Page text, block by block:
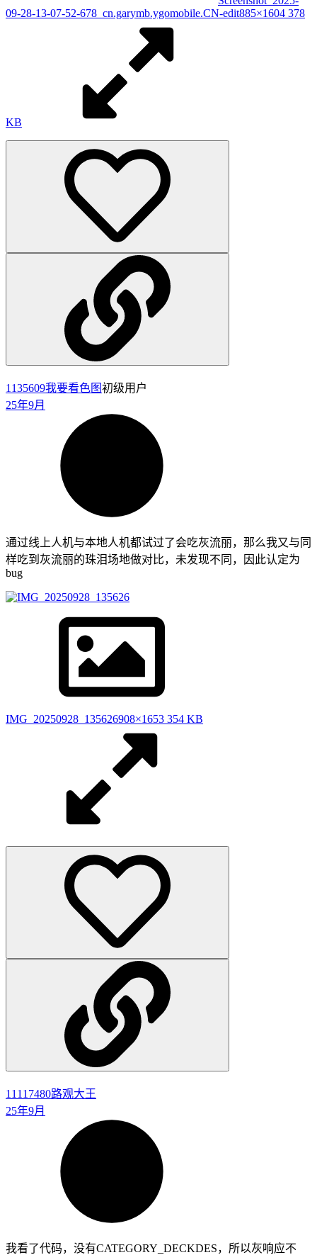
09-28-13-07-52-678_cn.garymb.ygomobile.CN-edit885×1604 378
KB
1135609我要看色图初级用户
25年9月
通过线上人机与本地人机都试过了会吃灰流丽，那么我又与同
样吃到灰流丽的珠泪场地做对比，未发现不同，因此认定为
bug
IMG_20250928_135626908×1653 354 KB
11117480路观大王
25年9月
我看了代码，没有CATEGORY_DECKDES，所以灰响应不